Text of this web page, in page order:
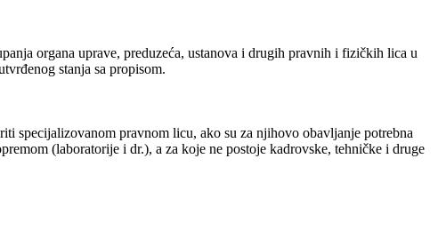
organa uprave, preduzeća, ustanova i drugih pravnih i fizičkih lica u
stanja sa propisom.
specijalizovanom pravnom licu, ako su za njihovo obavljanje potrebna
(laboratorije i dr.), a za koje ne postoje kadrovske, tehničke i druge